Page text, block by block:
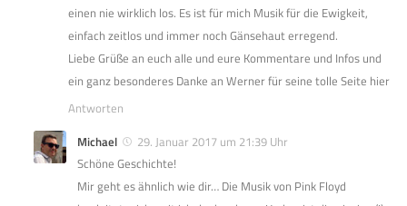
einen nie wirklich los. Es ist für mich Musik für die Ewigkeit,
einfach zeitlos und immer noch Gänsehaut erregend.
Liebe Grüße an euch alle und eure Kommentare und Infos und
ein ganz besonderes Danke an Werner für seine tolle Seite hier
Antworten
Michael
29. Januar 2017 um 21:39 Uhr
Schöne Geschichte!
Mir geht es ähnlich wie dir… Die Musik von Pink Floyd